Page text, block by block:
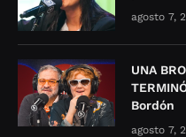
agosto 7,
UNA
Bordón
agosto 7,